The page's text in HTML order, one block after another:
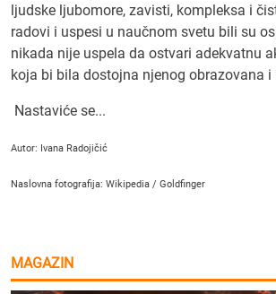
ljudske ljubomore, zavisti, kompleksa i
radovi i uspesi u naučnom svetu bili su
nikada nije uspela da ostvari adekvatnu
koja bi bila dostojna njenog obrazovana
Nastaviće se...
Autor: Ivana Radojičić
Naslovna fotografija: Wikipedia / Goldfinger
MAGAZIN